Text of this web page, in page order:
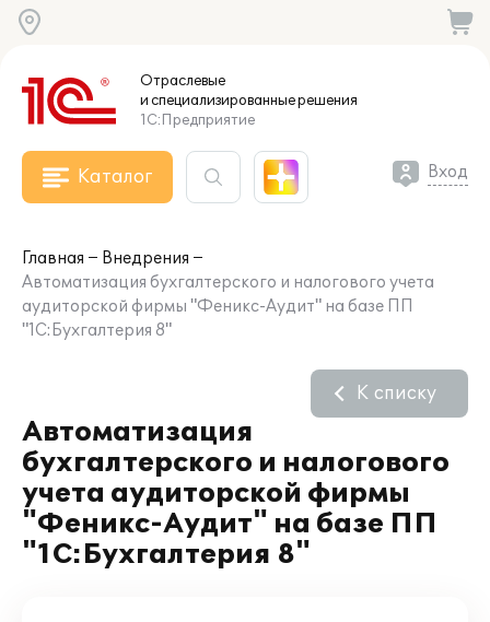
Отраслевые
и специализированныерешения
1С:Предприятие
Каталог Вход
Главная
Внедрения
Автоматизация бухгалтерского и налогового учета
аудиторской фирмы "Феникс-Аудит" на базе ПП
"1С:Бухгалтерия 8"
Автоматизация
бухгалтерского и налогового
учета аудиторской фирмы
"Феникс-Аудит" на базе ПП
"1С:Бухгалтерия 8"
К списку